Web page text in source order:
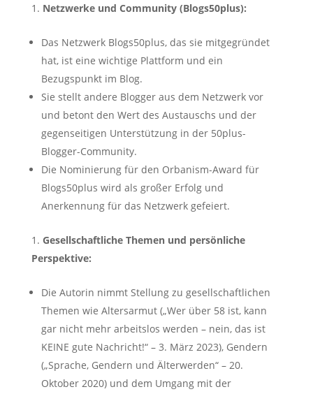
Netzwerke und Community (Blogs50plus):
Das Netzwerk Blogs50plus, das sie mitgegründet
hat, ist eine wichtige Plattform und ein
Bezugspunkt im Blog.
Sie stellt andere Blogger aus dem Netzwerk vor
und betont den Wert des Austauschs und der
gegenseitigen Unterstützung in der 50plus-
Blogger-Community.
Die Nominierung für den Orbanism-Award für
Blogs50plus wird als großer Erfolg und
Anerkennung für das Netzwerk gefeiert.
Gesellschaftliche Themen und persönliche
Perspektive:
Die Autorin nimmt Stellung zu gesellschaftlichen
Themen wie Altersarmut („Wer über 58 ist, kann
gar nicht mehr arbeitslos werden – nein, das ist
KEINE gute Nachricht!“ – 3. März 2023), Gendern
(„Sprache, Gendern und Älterwerden“ – 20.
Oktober 2020) und dem Umgang mit der